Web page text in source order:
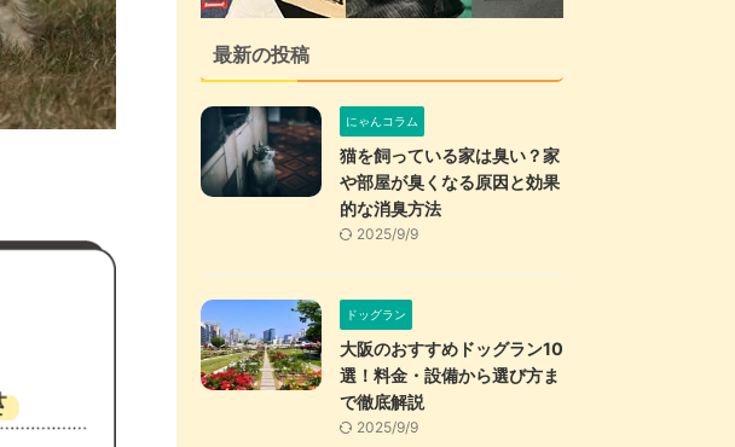
最新の投稿
にゃんコラム
猫を飼っている家は臭い？家
や部屋が臭くなる原因と効果
的な消臭方法
2025/9/9
ドッグラン
大阪のおすすめドッグラン10
選！料金・設備から選び方ま
で徹底解説
2025/9/9